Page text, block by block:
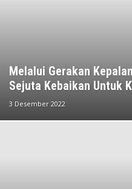
Melalui Gerakan
Sejuta Kebaikan Untuk
3 Desember 2022